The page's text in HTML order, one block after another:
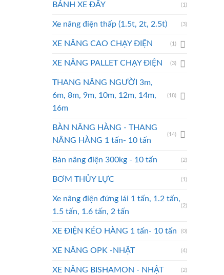
BÁNH XE ĐẨY (1)
Xe nâng điện thấp (1.5t, 2t, 2.5t) (3)
XE NÂNG CAO CHẠY ĐIỆN (1)
XE NÂNG PALLET CHẠY ĐIỆN (3)
THANG NÂNG NGƯỜI 3m,
6m, 8m, 9m, 10m, 12m, 14m,
16m
(18)
BÀN NÂNG HÀNG - THANG
NÂNG HÀNG 1 tấn- 10 tấn
(14)
Bàn nâng điện 300kg - 10 tấn (2)
BƠM THỦY LỰC (1)
Xe nâng điện đứng lái 1 tấn, 1.2 tấn,
1.5 tấn, 1.6 tấn, 2 tấn
(2)
XE ĐIỆN KÉO HÀNG 1 tấn- 10 tấn (0)
XE NÂNG OPK -NHẬT (4)
XE NÂNG BISHAMON - NHẬT (2)